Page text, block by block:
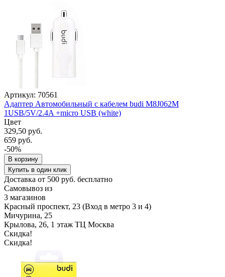
Артикул: 70561
Адаптер Автомобильный с кабелем budi M8J062M
1USB/5V/2.4A +micro USB (white)
Цвет
329,50 руб.
659 руб.
-50%
В корзину
Купить в один клик
Доставка от 500 руб. бесплатно
Самовывоз из
3 магазинов
Красный проспект, 23 (Вход в метро 3 и 4)
Мичурина, 25
Крылова, 26, 1 этаж ТЦ Москва
Скидка!
Скидка!